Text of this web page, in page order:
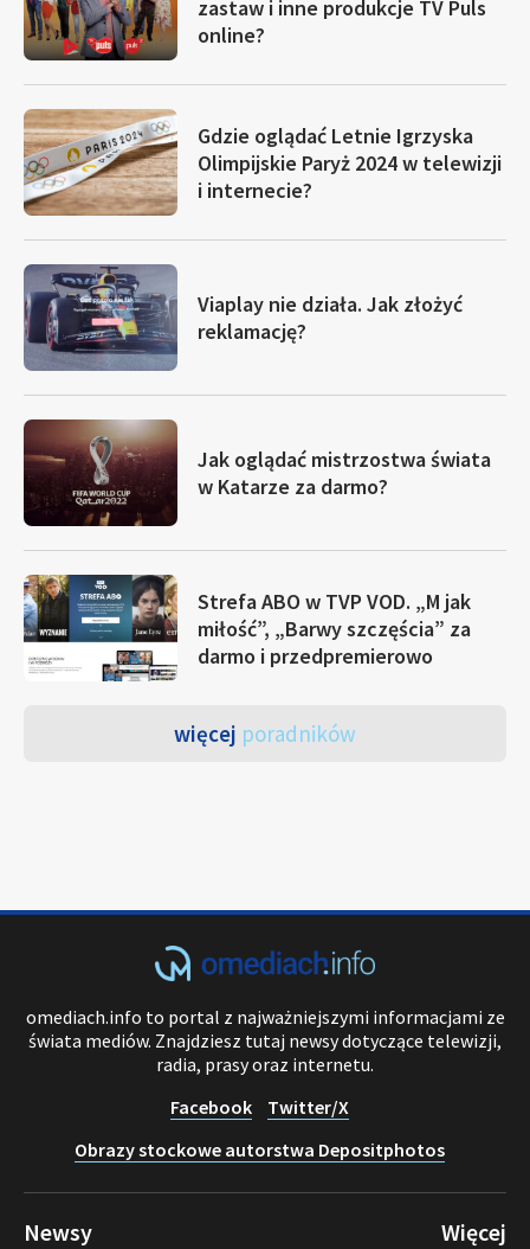
zastaw i inne produkcje TV Puls
online?
Gdzie oglądać Letnie Igrzyska
Olimpijskie Paryż 2024 w telewizji
i internecie?
Viaplay nie działa. Jak złożyć
reklamację?
Jak oglądać mistrzostwa świata
w Katarze za darmo?
Strefa ABO w TVP VOD. „M jak
miłość”, „Barwy szczęścia” za
darmo i przedpremierowo
więcej poradników
omediach.info to portal z najważniejszymi informacjami ze
świata mediów. Znajdziesz tutaj newsy dotyczące telewizji,
radia, prasy oraz internetu.
Facebook
Twitter/X
Obrazy stockowe autorstwa Depositphotos
Newsy Więcej